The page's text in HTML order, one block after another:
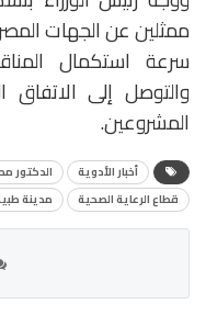
ممثلين عن الجهات
سرعة استكمال
والتوصل إلى الاتفاق
المشروعين.
أخبار الأدوية الدكتور
قطاع الرعاية الصحية
مدينة